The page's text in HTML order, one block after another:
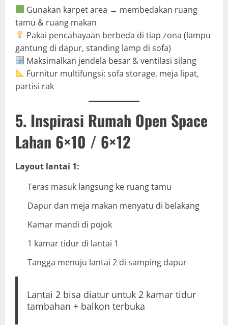
Gunakan karpet area → membedakan ruang
tamu & ruang makan
Pakai pencahayaan berbeda di tiap zona (lampu
gantung di dapur, standing lamp di sofa)
Maksimalkan jendela besar & ventilasi silang
Furnitur multifungsi: sofa storage, meja lipat,
partisi rak
5. Inspirasi Rumah Open Space
Lahan 6×10 / 6×12
Layout lantai 1:
Teras masuk langsung ke ruang tamu
Dapur dan meja makan menyatu di belakang
Kamar mandi di pojok
1 kamar tidur di lantai 1
Tangga menuju lantai 2 di samping dapur
Lantai 2 bisa diatur untuk 2 kamar tidur
tambahan + balkon terbuka